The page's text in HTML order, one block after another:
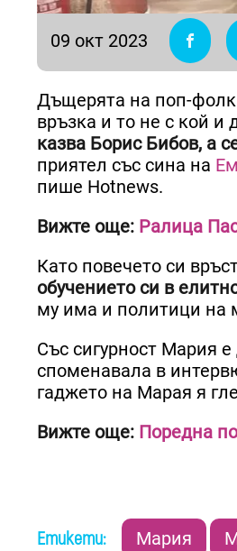
09 окт 2023
Дъщерята на поп-
връзка и то не с кой
казва Борис Бибов, а
приятел със сина на
пише Hotnews.
Вижте още: Ралица
Като повечето си
обучението си в
му има и политици на
Със сигурност Мария
споменавала в
гаджето на Марая я
Вижте още: Поредна
Етикети: Мария